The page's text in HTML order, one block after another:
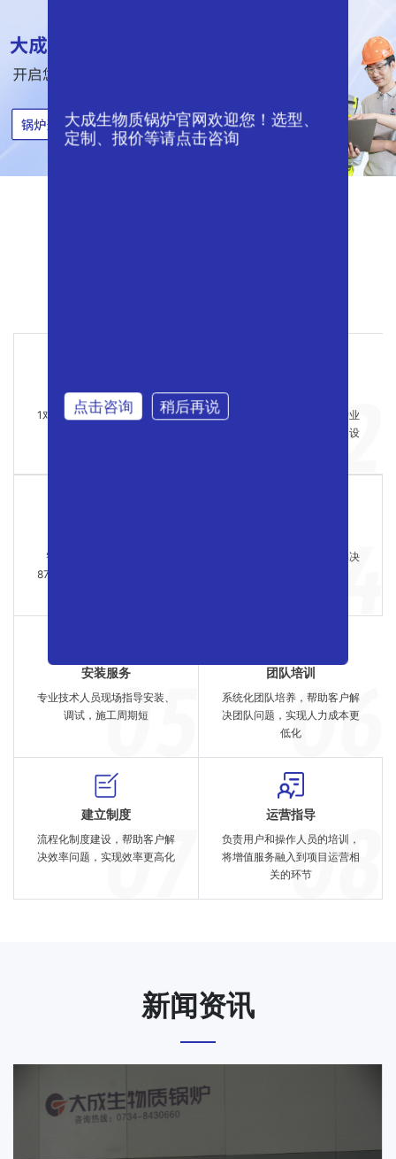
服务咨询
1对1客户服务，解决各种技术
根据客户的需求，个性化专业
定制，全程负责客户的方案设
智能控制锅炉,热效率高达
87%以上，实现购买设备的价
提供配套节能辅机，专业解决
安装服务
专业技术人员现场指导安装、
调试，施工周期短
团队培训
系统化团队培养，帮助客户解
决团队问题，实现人力成本更
低化
建立制度
流程化制度建设，帮助客户解
决效率问题，实现效率更高化
运营指导
负责用户和操作人员的培训，
将增值服务融入到项目运营相
关的环节
新闻资讯
大成生物质锅炉官网欢迎您！选型、
定制、报价等请点击咨询
点击咨询 稍后再说